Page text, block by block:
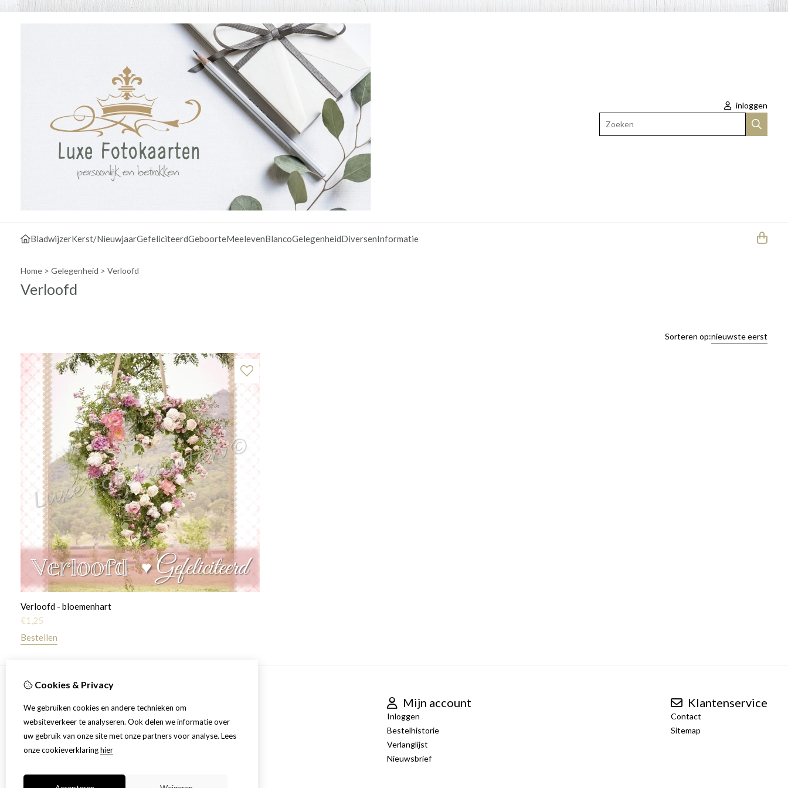
inloggen
BladwijzerKerst/NieuwjaarGefeliciteerdGeboorteMeelevenBlancoGelegenheidDiversenInformatie
Home > Gelegenheid > Verloofd
Verloofd
Sorteren op:nieuwste eerst
Verloofd - bloemenhart
€1,25
Bestellen
Informatie Mijn account
Inloggen
Bestelhistorie
Verlanglijst
Nieuwsbrief
Klantenservice
Contact
Sitemap
Cookies & Privacy
We gebruiken cookies en andere technieken om
websiteverkeer te analyseren. Ook delen we informatie over
uw gebruik van onze site met onze partners voor analyse. Lees
onze cookieverklaringhier